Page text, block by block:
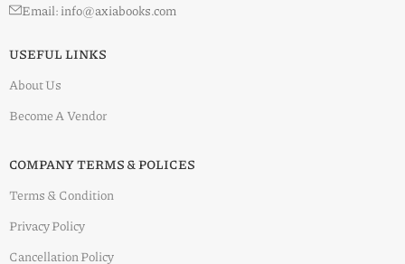
Email: info@axiabooks.com
USEFUL LINKS
About Us
Become A Vendor
COMPANY TERMS & POLICES
Terms & Condition
Privacy Policy
Cancellation Policy